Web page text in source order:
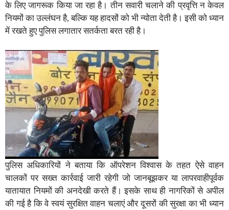
के लिए जागरूक किया जा रहा है। तीन सवारी चलाने की प्रवृत्ति न केवल
नियमों का उल्लंघन है, बल्कि यह हादसों को भी न्योता देती है। इसी को ध्यान
में रखते हुए पुलिस लगातार सतर्कता बरत रही है।
पुलिस अधिकारियों ने बताया कि ऑपरेशन विश्वास के तहत ऐसे वाहन
चालकों पर सख्त कार्रवाई जारी रहेगी जो जानबूझकर या लापरवाहीपूर्वक
यातायात नियमों की अनदेखी करते हैं। इसके साथ ही नागरिकों से अपील
की गई है कि वे स्वयं सुरक्षित वाहन चलाएं और दूसरों की सुरक्षा का भी ध्यान